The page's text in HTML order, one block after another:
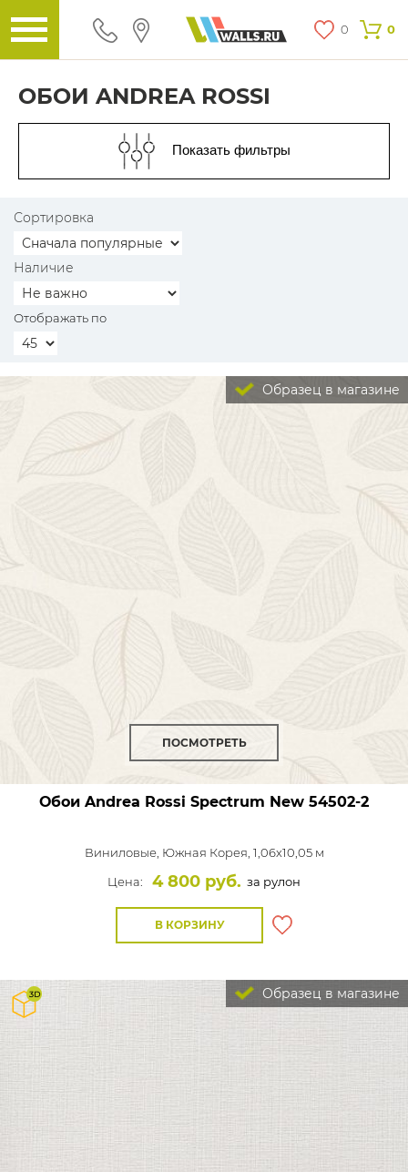
0 0
ОБОИ ANDREA ROSSI
Показать фильтры
Сортировка
Наличие
Отображать по
Образец в магазине
ПОСМОТРЕТЬ
Обои Andrea Rossi Spectrum New 54502-2
Виниловые, Южная Корея, 1,06x10,05 м
Цена:
4 800 руб. за рулон
В КОРЗИНУ
Образец в магазине